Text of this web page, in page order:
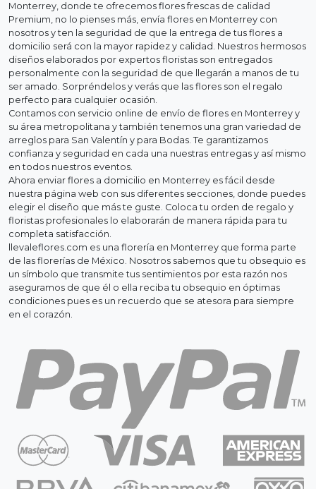
Monterrey, donde te ofrecemos flores frescas de calidad
Premium, no lo pienses más, envía flores en Monterrey con
nosotros y ten la seguridad de que la entrega de tus flores a
domicilio será con la mayor rapidez y calidad. Nuestros hermosos
diseños elaborados por expertos floristas son entregados
personalmente con la seguridad de que llegarán a manos de tu
ser amado. Sorpréndelos y verás que las flores son el regalo
perfecto para cualquier ocasión.
Contamos con servicio online de envío de flores en Monterrey y
su área metropolitana y también tenemos una gran variedad de
arreglos para San Valentín y para Bodas. Te garantizamos
confianza y seguridad en cada una nuestras entregas y así mismo
en todos nuestros eventos.
Ahora enviar flores a domicilio en Monterrey es fácil desde
nuestra página web con sus diferentes secciones, donde puedes
elegir el diseño que más te guste. Coloca tu orden de regalo y
floristas profesionales lo elaborarán de manera rápida para tu
completa satisfacción.
llevaleflores.com es una florería en Monterrey que forma parte
de las florerías de México. Nosotros sabemos que tu obsequio es
un símbolo que transmite tus sentimientos por esta razón nos
aseguramos de que él o ella reciba tu obsequio en óptimas
condiciones pues es un recuerdo que se atesora para siempre
en el corazón.